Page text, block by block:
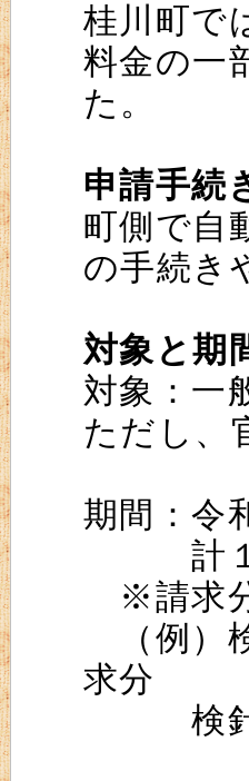
桂川町で
料金の一
申請手続
町側で自
の手続き
対象と期
対象：一
ただし、
期間：令
計１２
※請求分
（例）
求分
検針期